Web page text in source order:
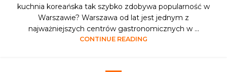
kuchnia koreańska tak szybko zdobywa popularność w
Warszawie? Warszawa od lat jest jednym z
najważniejszych centrów gastronomicznych w ...
CONTINUE READING